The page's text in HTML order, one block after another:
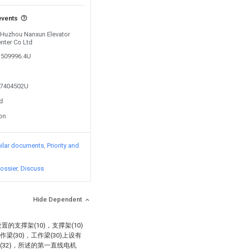
Nanxun Elevator
Co Ltd
documents Priority and
Discuss
Hide Dependent
的支撑架(10)，支撑架(10)
梁(30)，工作梁(30)上设有
，所述的第一直线电机